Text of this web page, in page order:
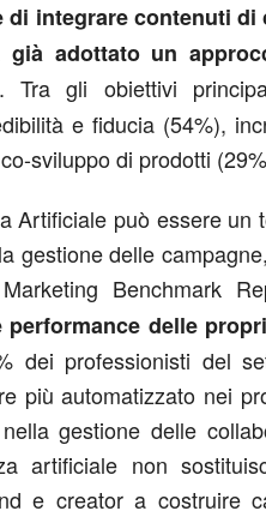
di integrare contenuti
adottato un
. Tra gli obiettivi
e fiducia (54%),
sviluppo di prodotti
Artificiale può essere
gestione delle
Benchmark
delle
dei professionisti del
più automatizzato nei
gestione delle
artificiale non
e creator a costruire